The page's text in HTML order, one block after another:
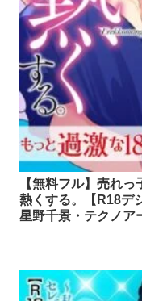
【無料フル】売れ
熱くする。【R18デ
星野千景・テクノア